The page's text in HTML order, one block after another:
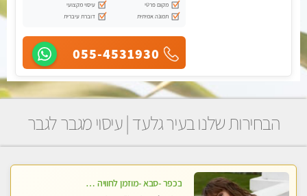
מקום פרטי
עיסוי מקצועי
תמונה אמיתית
דוברת עיברית
055-4531930
הבחירות שלנו בעיר גלעד | עיסוי מגבר לגבר
בכפר -סבא -מוזמן לחוויה בלתי נשכחת!!!עיסוי מפנק ביותר מומלץ לחלוטין!!!